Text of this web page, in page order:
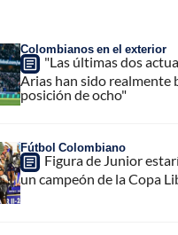
Colombianos en el exterior
"Las últimas dos
Arias han sido realmente
posición de ocho"
Fútbol Colombiano
Figura de Junior
un campeón de la Copa